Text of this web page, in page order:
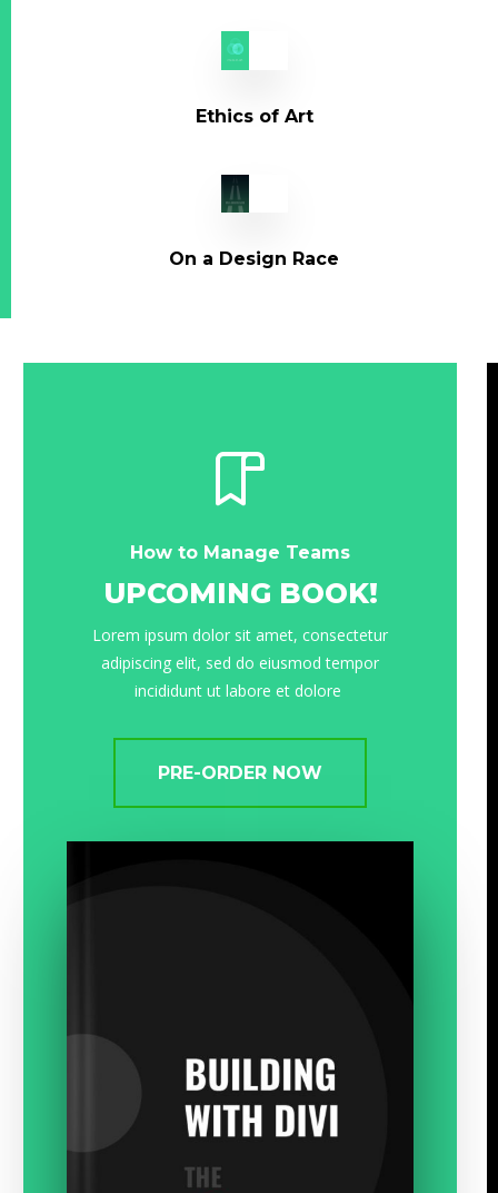
beatae vitae dicta sunt
quia voluptas sit aspernatur
aut odit aut fugit, sed quia
consequuntur.
sit amet, consectetur.
Ethics of Art
On a Design Race
How to Manage Teams
UPCOMING BOOK!
Lorem ipsum dolor sit amet, consectetur
adipiscing elit, sed do eiusmod tempor
incididunt ut labore et dolore
PRE-ORDER NOW